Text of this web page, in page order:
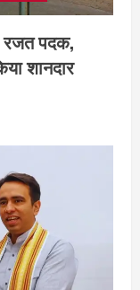
रजत पदक,
शानदार